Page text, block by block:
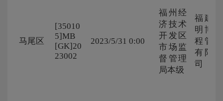
马尾区
[35010
5]MB
[GK]20
23002
2023/5/31 0:00
福州经
济技术
开发区
市场监
督管理
局本级
福建省
明博工
程管理
有限公
司